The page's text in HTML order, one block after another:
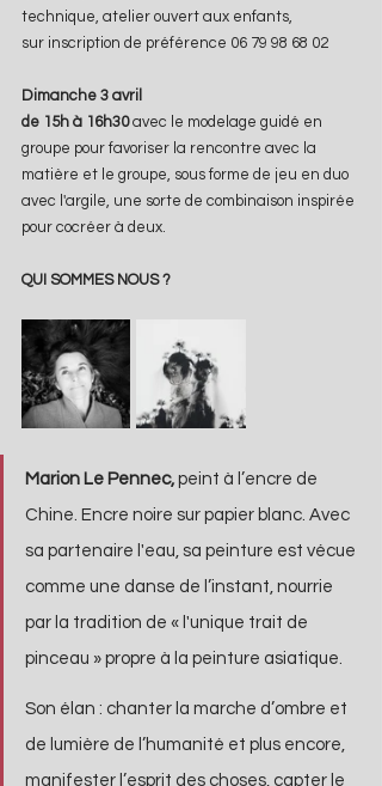
technique, atelier ouvert aux enfants,
sur inscription de préférence 06 79 98 68 02
Dimanche 3 avril
de 15h à 16h30 avec le modelage guidé en
groupe pour favoriser la rencontre avec la
matière et le groupe, sous forme de jeu en duo
avec l'argile, une sorte de combinaison inspirée
pour cocréer à deux.
QUI SOMMES NOUS ?
Marion Le Pennec, peint à l’encre de
Chine. Encre noire sur papier blanc. Avec
sa partenaire l'eau, sa peinture est vécue
comme une danse de l’instant, nourrie
par la tradition de « l'unique trait de
pinceau » propre à la peinture asiatique.
Son élan : chanter la marche d’ombre et
de lumière de l’humanité et plus encore,
manifester l’esprit des choses, capter le